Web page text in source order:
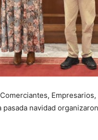
pasada navidad